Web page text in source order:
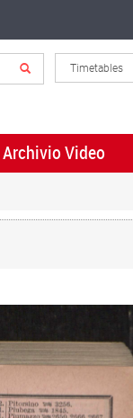
Archivio Video